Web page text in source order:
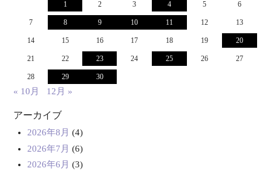
1 2 3 4 5 6
7 8 9 10 11 12 13
14 15 16 17 18 19 20
21 22 23 24 25 26 27
28 29 30
« 10月 12月 »
アーカイブ
2026年8月 (4)
2026年7月 (6)
2026年6月 (3)